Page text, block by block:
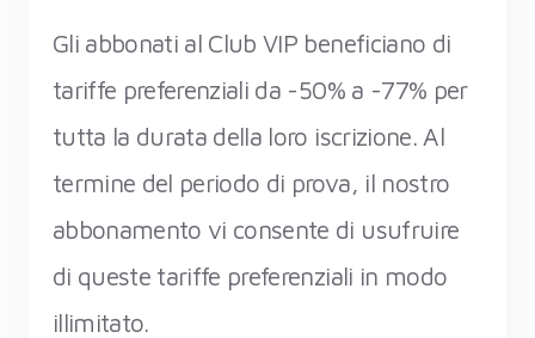
Gli abbonati al Club VIP beneficiano di
tariffe preferenziali da -50% a -77% per
tutta la durata della loro iscrizione. Al
termine del periodo di prova, il nostro
abbonamento vi consente di usufruire
di queste tariffe preferenziali in modo
illimitato.